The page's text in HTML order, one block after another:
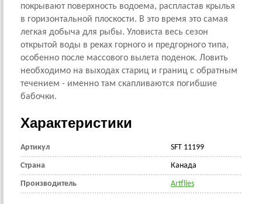
покрывают поверхность водоема, распластав крылья
в горизонтальной плоскости. В это время это самая
легкая добыча для рыбы. Уловиста весь сезон
открытой воды в реках горного и предгорного типа,
особенно после массового вылета поденок. Ловить
необходимо на выходах стариц и границ с обратным
течением - именно там скапливаются погибшие
бабочки.
Характеристики
Артикул SFT 11199
Страна Канада
Производитель Artflies